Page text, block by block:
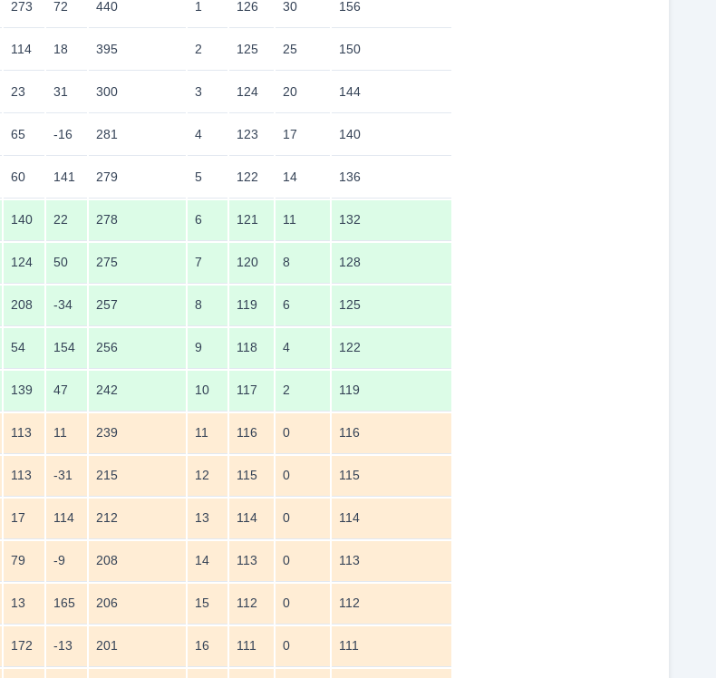
273 72 440 1 126 30 156
114 18 395 2 125 25 150
23 31 300 3 124 20 144
65 -16 281 4 123 17 140
60 141 279 5 122 14 136
140 22 278 6 121 11 132
124 50 275 7 120 8 128
208 -34 257 8 119 6 125
54 154 256 9 118 4 122
139 47 242 10 117 2 119
113 11 239 11 116 0 116
113 -31 215 12 115 0 115
17 114 212 13 114 0 114
79 -9 208 14 113 0 113
13 165 206 15 112 0 112
172 -13 201 16 111 0 111